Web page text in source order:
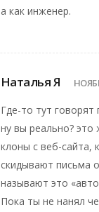
а как инженер.
Наталья Я
Где-то тут говорят
ну вы реально? это
клоны с веб-сайта,
скидывают письма
называют это
Пока ты не нанял